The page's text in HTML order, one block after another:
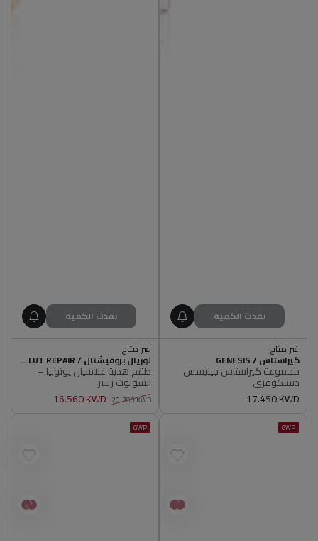
غير متاح
أصلي 100%
غير متاح
أصلي 100%
البائع
كيراستاس / GENESIS
مجموعة كيراستاس جينيسس
ديسكوفري
سعر
17.450 KWD
نفذت الكمية
غير متاح
أصلي 100%
غير متاح
أصلي 100%
البائع لوريال بروفيشنال / SERIE EXPERT ABSOLUT REPAIR
طقم هدية غلاسيال يوتوبيا –
ابسولوت ريبير
عادي
20.700 KWD
16.560 KWD
نفذت الكمية
GWP
GWP